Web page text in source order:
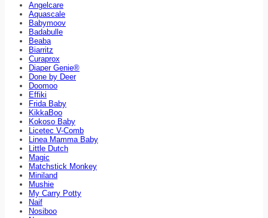
Angelcare
Aquascale
Babymoov
Badabulle
Beaba
Biarritz
Curaprox
Diaper Genie®
Done by Deer
Doomoo
Effiki
Frida Baby
KikkaBoo
Kokoso Baby
Licetec V-Comb
Linea Mamma Baby
Little Dutch
Magic
Matchstick Monkey
Miniland
Mushie
My Carry Potty
Naif
Nosiboo